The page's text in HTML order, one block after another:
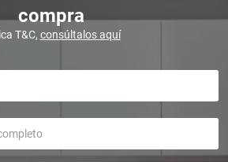
compra
T&C, consúltalos aquí